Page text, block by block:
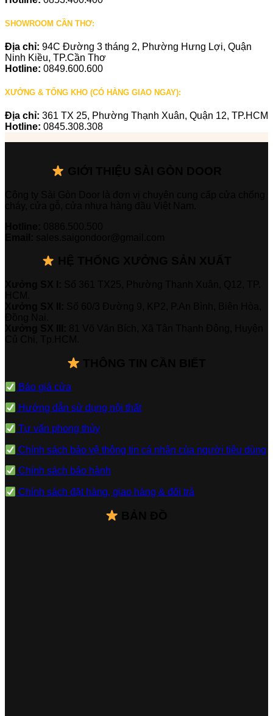
SHOWROOM CẦN THƠ:
Địa chỉ: 94C Đường 3 tháng 2, Phường Hưng Lợi, Quận
Ninh Kiều, TP.Cần Thơ
Hotline: 0849.600.600
XƯỞNG & TỔNG KHO (CÓ HÀNG GIAO NGAY):
Địa chỉ: 361 TX 25, Phường Thạnh Xuân, Quận 12, TP.HCM
Hotline: 0845.308.308
Báo giá cửa
Hướng dẫn sử dụng nội thất
Tư vấn phong thủy
Chính sách bảo vệ thông tin cá nhân của người tiêu dùng
Chính sách bảo hành
Chính sách đặt hàng, giao hàng & đổi trả